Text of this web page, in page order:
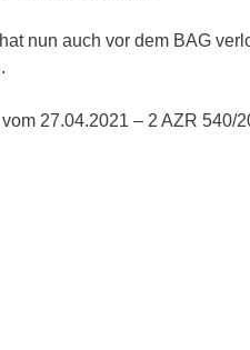
nun auch vor dem BAG
27.04.2021 – 2 AZR 540/